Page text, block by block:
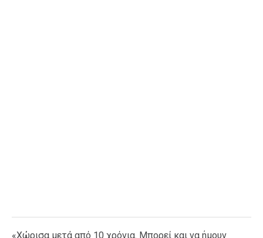
«Χώρισα μετά από 10 χρόνια. Μπορεί και να ήμουν